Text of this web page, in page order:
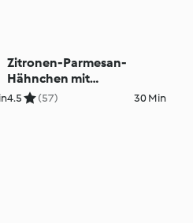
Zitronen-Parmesan-
Hähnchen mit
Zucchininudeln
4.5 (57) 30 Min